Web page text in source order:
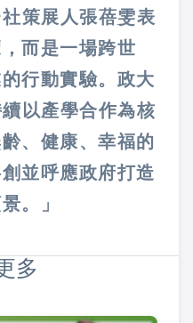
策展人張蓓雯表
而是一場跨世
行動實驗。政大
以產學合作為核
、健康、幸福的
並呼應政府打造
。」
多